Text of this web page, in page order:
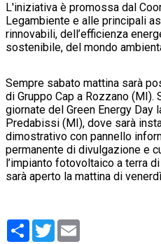
L'iniziativa è promossa dal
Legambiente e alle principali
rinnovabili, dell’efficienza
sostenibile, del mondo
Sempre sabato mattina sarà
di Gruppo Cap a Rozzano
giornate del Green Energy
Predabissi (MI), dove sarà
dimostrativo con pannello
permanente di divulgazione e
l’impianto fotovoltaico a terra
sarà aperto la mattina di
Condividi
Twitter